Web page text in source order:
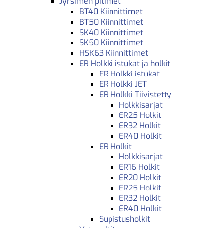
BT40 Kiinnittimet
BT50 Kiinnittimet
SK40 Kiinnittimet
SK50 Kiinnittimet
HSK63 Kiinnittimet
ER Holkki istukat ja holkit
ER Holkki istukat
ER Holkki JET
ER Holkki Tiivistetty
Holkkisarjat
ER25 Holkit
ER32 Holkit
ER40 Holkit
ER Holkit
Holkkisarjat
ER16 Holkit
ER20 Holkit
ER25 Holkit
ER32 Holkit
ER40 Holkit
Supistusholkit